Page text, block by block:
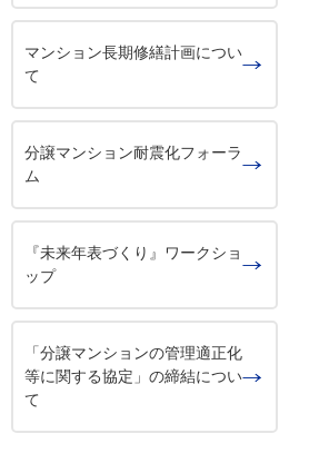
マンション長期修繕計画につい
て
分譲マンション耐震化フォーラ
ム
『未来年表づくり』ワークショ
ップ
「分譲マンションの管理適正化
等に関する協定」の締結につい
て